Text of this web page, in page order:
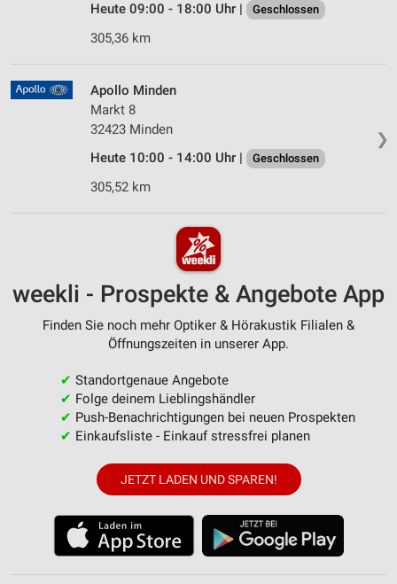
Heute 09:00 - 18:00 Uhr |
Geschlossen
305,36 km
❯
Apollo Minden
Markt 8
32423 Minden
Heute 10:00 - 14:00 Uhr |
Geschlossen
305,52 km
weekli - Prospekte & Angebote App
Finden Sie noch mehr Optiker & Hörakustik Filialen &
Öffnungszeiten in unserer App.
✔ Standortgenaue Angebote
✔ Folge deinem Lieblingshändler
✔ Push-Benachrichtigungen bei neuen Prospekten
✔ Einkaufsliste - Einkauf stressfrei planen
JETZT LADEN UND SPAREN!